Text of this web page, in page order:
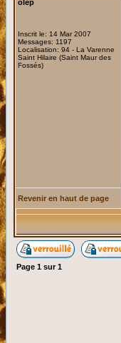
olep
Inscrit le: 14 Mar 2007
Messages: 1197
Localisation: 94 - La Varenne
Saint Hilaire (Saint Maur des
Fossés)
Revenir en haut de page
Page 1 sur1